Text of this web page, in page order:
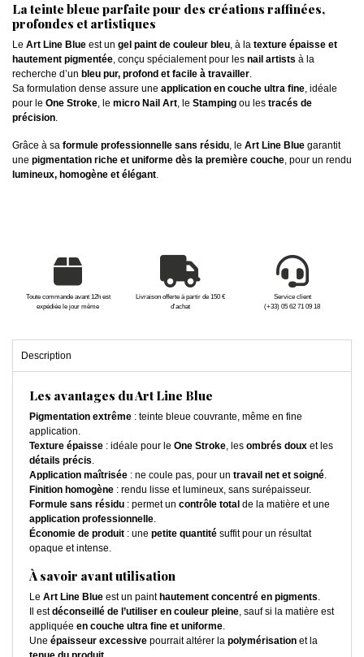
La teinte bleue parfaite pour des créations raffinées,
profondes et artistiques
Le Art Line Blue est un gel paint de couleur bleu, à la texture épaisse et
hautement pigmentée, conçu spécialement pour les nail artists à la
recherche d’un bleu pur, profond et facile à travailler.
Sa formulation dense assure une application en couche ultra fine, idéale
pour le One Stroke, le micro Nail Art, le Stamping ou les tracés de
précision.
Grâce à sa formule professionnelle sans résidu, le Art Line Blue garantit
une pigmentation riche et uniforme dès la première couche, pour un rendu
lumineux, homogène et élégant.
Toute commande avant 12h est
expédiée le jour même
Livraison offerte à partir de 150 €
d'achat
Service client
(+33) 05 62 71 09 18
Description
Les avantages du Art Line Blue
Pigmentation extrême : teinte bleue couvrante, même en fine
application.
Texture épaisse : idéale pour le One Stroke, les ombrés doux et les
détails précis.
Application maîtrisée : ne coule pas, pour un travail net et soigné.
Finition homogène : rendu lisse et lumineux, sans surépaisseur.
Formule sans résidu : permet un contrôle total de la matière et une
application professionnelle.
Économie de produit : une petite quantité suffit pour un résultat
opaque et intense.
À savoir avant utilisation
Le Art Line Blue est un paint hautement concentré en pigments.
Il estdéconseillé de l’utiliser en couleur pleine, sauf si la matière est
appliquée en couche ultra fine et uniforme.
Une épaisseur excessive pourrait altérer la polymérisation et la